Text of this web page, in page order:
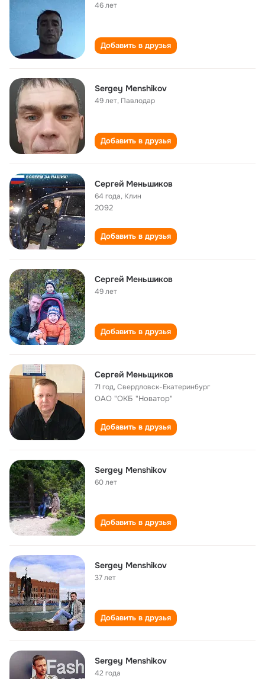
46 лет
Добавить в друзья
Sergey Menshikov
49 лет, Павлодар
Добавить в друзья
Сергей Меньшиков
64 года, Клин
2092
Добавить в друзья
Сергей Меньшиков
49 лет
Добавить в друзья
Сергей Меньщиков
71 год,Свердловск-Екатеринбург
ОАО "ОКБ "Новатор"
Добавить в друзья
Sergey Menshikov
60 лет
Добавить в друзья
Sergey Menshikov
37 лет
Добавить в друзья
Sergey Menshikov
42 года